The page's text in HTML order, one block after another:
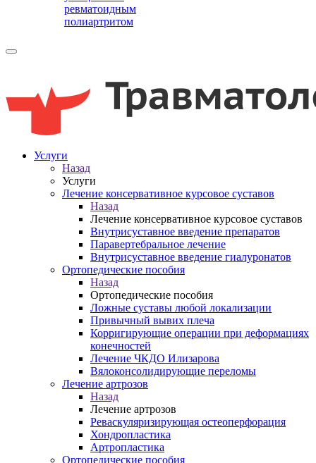
ревматоидным
полиартритом
Услуги
Назад
Услуги
Лечение консервативное курсовое суставов
Назад
Лечение консервативное курсовое суставов
Внутрисуставное введение препаратов
Паравертебральное лечение
Внутрисуставное введение гиалуронатов
Ортопедические пособия
Назад
Ортопедические пособия
Ложные суставы любой локализации
Привычный вывих плеча
Корригирующие операции при деформациях
конечностей
Лечение ЧКДО Илизарова
Вялоконсолидирующие переломы
Лечение артрозов
Назад
Лечение артрозов
Реваскуляризирующая остеоперфорация
Хондропластика
Артропластика
Ортопедические пособия